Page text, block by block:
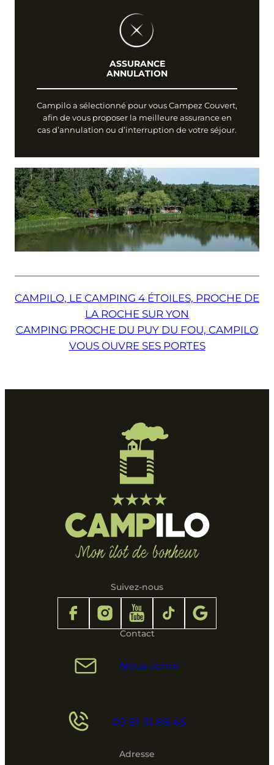
ASSURANCE
ANNULATION
Campilo a sélectionné pour vous Campez Couvert,
afin de vous proposer la meilleure assurance en
cas d’annulation ou d’interruption de votre séjour.
CAMPILO, LE CAMPING 4 ÉTOILES, PROCHE DE
LA ROCHE SUR YON
CAMPING PROCHE DU PUY DU FOU, CAMPILO
VOUS OUVRE SES PORTES
Adresse
Suivez-nous
Contact
Nous écrire
02 51 31 68 45